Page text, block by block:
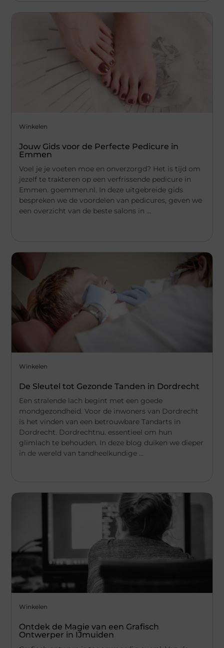
Winkelen
Jouw Gids voor de Perfecte Pedicure in
Emmen
Voel je je voeten moe en onverzorgd? Het is tijd om
jezelf te trakteren op een verfrissende pedicure in
Emmen. goemmen.nl. In deze uitgebreide gids
bespreken we de voordelen van pedicures, geven we
een overzicht van de beste salons in ...
Winkelen
De Sleutel tot Gezonde Tanden in Dordrecht
Een stralende lach begint met een goede
mondgezondheid. Voor de inwoners van Dordrecht
is het vinden van een betrouwbare Tandarts in
Dordrecht. Dordrechtnu. essentieel om hun
glimlach te behouden. In deze blog duiken we dieper
in de wereld van tandheelkundige ...
Winkelen
Ontdek de Magie van een Grafisch
Ontwerper in IJmuiden